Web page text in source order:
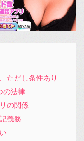
ただし条件あり
の法律
の関係
義務